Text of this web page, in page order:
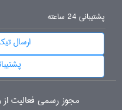
پشتیبانی 24 ساعته
ارسال
مجوز رسمی فعالیت